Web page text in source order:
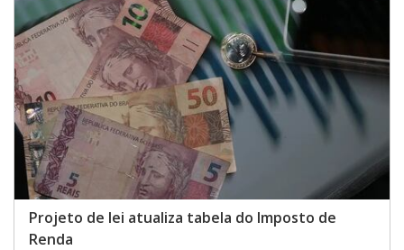
Projeto de lei atualiza tabela do Imposto de
Renda